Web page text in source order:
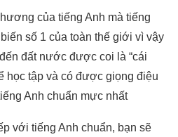
của tiếng Anh mà tiếng
số 1 của toàn thế giới vì vậy
đất nước được coi là “cái
học tập và có được giọng điệu
Anh chuẩn mực nhất
với tiếng Anh chuẩn, bạn sẽ